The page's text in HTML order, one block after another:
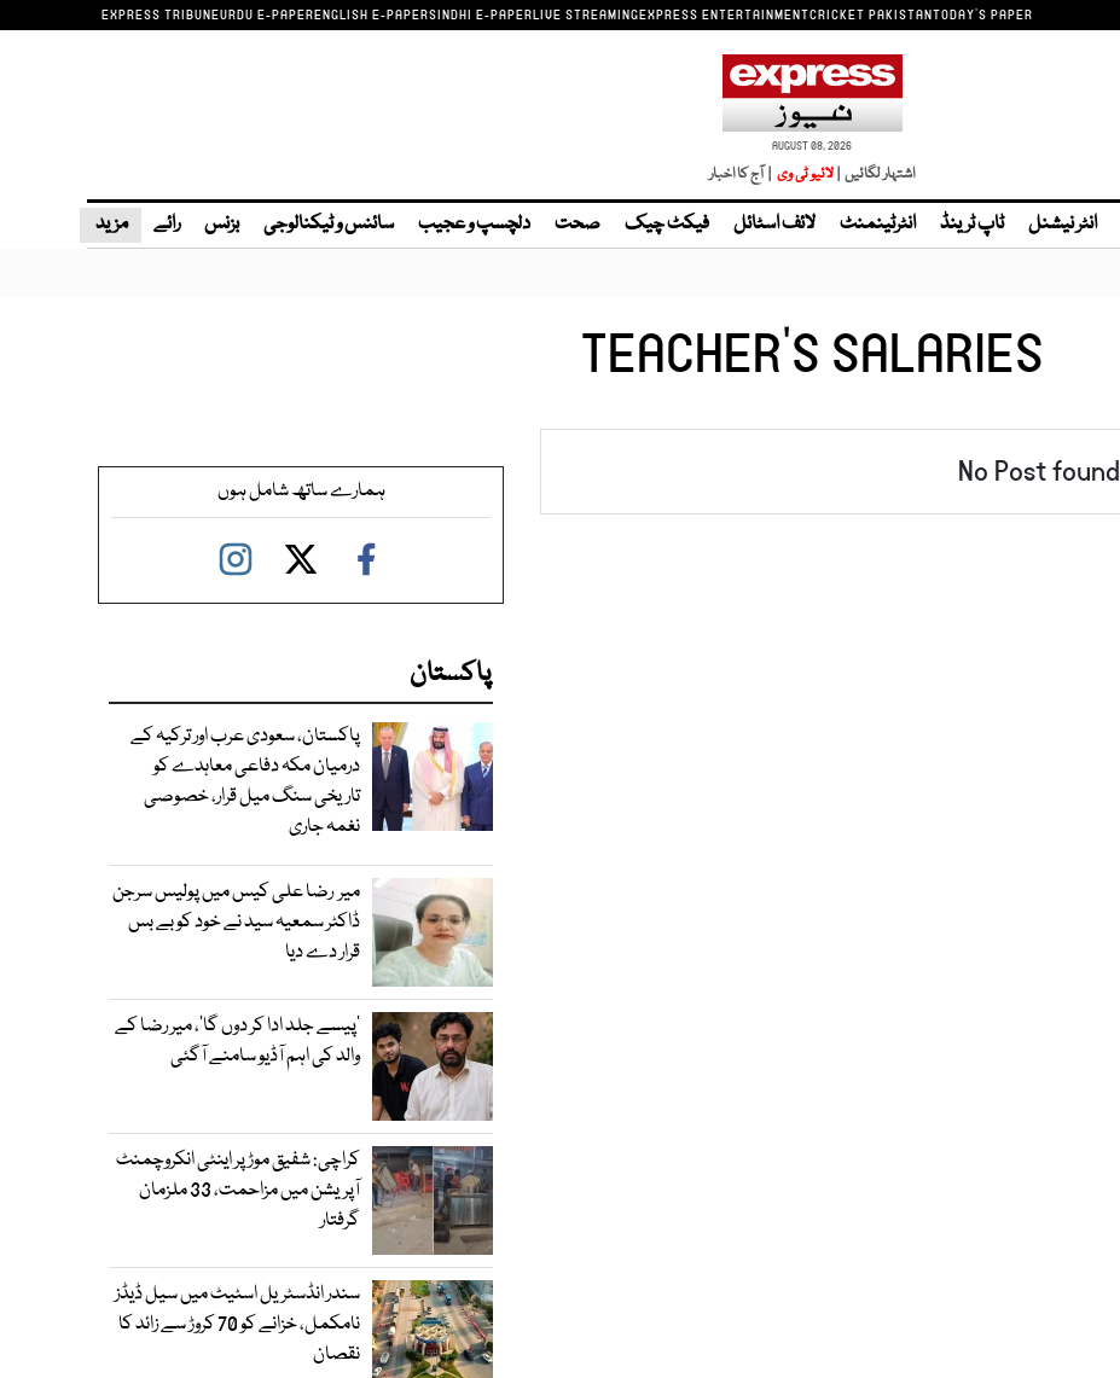
EXPRESS TRIBUNEURDU E-PAPERENGLISH E-PAPERSINDHI E-PAPERLIVE STREAMINGEXPRESS ENTERTAINMENTCRICKET PAKISTANTODAY'S PAPER
AUGUST 08, 2026
اشتہار لگائیں |لائیو ٹی وی | آج کا اخبار
انٹر نیشنل ٹاپ ٹرینڈ انٹرٹینمنٹ لائف اسٹائل فیکٹ چیک صحت دلچسپ و عجیب سائنس و ٹیکنالوجی بزنس رائے مزید
TEACHER'S SALARIES
No Post found ہمارے ساتھ شامل ہوں
پاکستان
پاکستان، سعودی عرب اور ترکیہ کے
درمیان مکہ دفاعی معاہدے کو
تاریخی سنگ میل قرار، خصوصی
نغمہ جاری
میر رضا علی کیس میں پولیس سرجن
ڈاکٹر سمعیہ سید نے خود کو بے بس
قرار دے دیا
’پیسے جلد ادا کر دوں گا‘، میر رضا کے
والد کی اہم آڈیو سامنے آگئی
کراچی: شفیق موڑ پر اینٹی انکروچمنٹ
آپریشن میں مزاحمت، 33 ملزمان
گرفتار
سندر انڈسٹریل اسٹیٹ میں سیل ڈیڈز
نامکمل، خزانے کو 70 کروڑ سے زائد کا
نقصان